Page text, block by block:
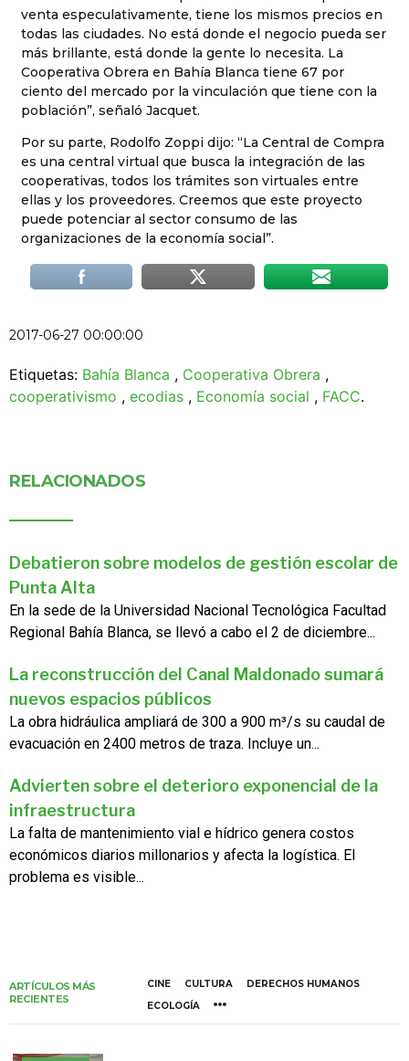
venta especulativamente, tiene los mismos precios en
todas las ciudades. No está donde el negocio pueda ser
más brillante, está donde la gente lo necesita. La
Cooperativa Obrera en Bahía Blanca tiene 67 por
ciento del mercado por la vinculación que tiene con la
población”, señaló Jacquet.
Por su parte, Rodolfo Zoppi dijo: “La Central de Compra
es una central virtual que busca la integración de las
cooperativas, todos los trámites son virtuales entre
ellas y los proveedores. Creemos que este proyecto
puede potenciar al sector consumo de las
organizaciones de la economía social”.
2017-06-27 00:00:00
Etiquetas: Bahía Blanca , Cooperativa Obrera ,
cooperativismo , ecodias , Economía social , FACC.
RELACIONADOS
Debatieron sobre modelos de gestión escolar de
Punta Alta
En la sede de la Universidad Nacional Tecnológica Facultad
Regional Bahía Blanca, se llevó a cabo el 2 de diciembre...
La reconstrucción del Canal Maldonado sumará
nuevos espacios públicos
La obra hidráulica ampliará de 300 a 900 m³/s su caudal de
evacuación en 2400 metros de traza. Incluye un...
Advierten sobre el deterioro exponencial de la
infraestructura
La falta de mantenimiento vial e hídrico genera costos
económicos diarios millonarios y afecta la logística. El
problema es visible...
ARTÍCULOS MÁS
RECIENTES
CINE CULTURA
DERECHOS HUMANOS
ECOLOGÍA